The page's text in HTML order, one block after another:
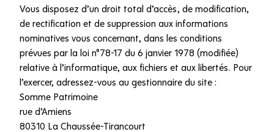
Vous disposez d’un droit total d’accès, de modification,
de rectification et de suppression aux informations
nominatives vous concernant, dans les conditions
prévues par la loi n°78-17 du 6 janvier 1978 (modifiée)
relative à l’informatique, aux fichiers et aux libertés. Pour
l’exercer, adressez-vous au gestionnaire du site :
Somme Patrimoine
rue d’Amiens
80310 La Chaussée-Tirancourt